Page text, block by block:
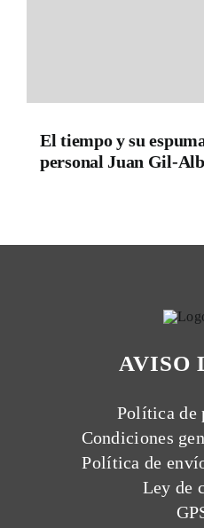
El tiempo y su
personal Juan Gil-
AVISO
Política de
Condiciones
Política de
Ley de